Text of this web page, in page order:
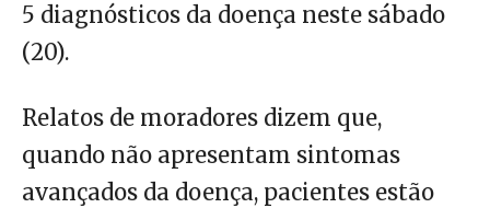
5 diagnósticos da doença neste sábado
(20).
Relatos de moradores dizem que,
quando não apresentam sintomas
avançados da doença, pacientes estão